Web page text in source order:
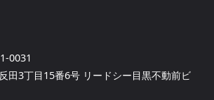
0031
田3丁目15番6号 リードシー目黒不動前ビ